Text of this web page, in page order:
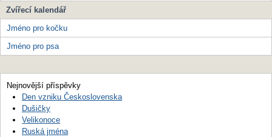
Zvířecí kalendář
Jméno pro kočku
Jméno pro psa
Nejnovější příspěvky
Den vzniku Československa
Dušičky
Velikonoce
Ruská jména